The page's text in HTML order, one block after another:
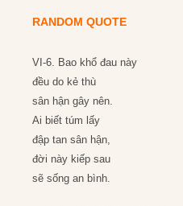
RANDOM QUOTE
VI-6. Bao khổ đau này
đều do kẻ thù
sân hận gây nên.
Ai biết túm lấy
đập tan sân hận,
đời này kiếp sau
sẽ sống an bình.